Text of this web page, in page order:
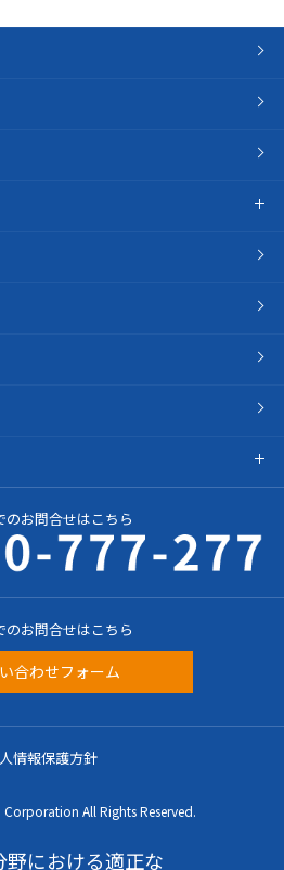
のお問合せはこちら
のお問合せはこちら
合わせフォーム
情報保護方針
All Rights Reserved.
野における適正な